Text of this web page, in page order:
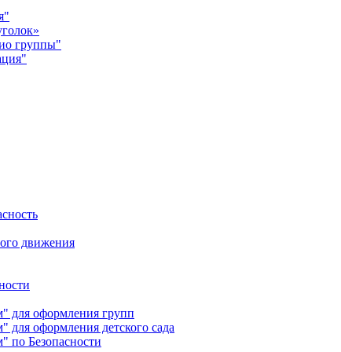
группы"
движения
для оформления групп
оформления детского сада
по Безопасности